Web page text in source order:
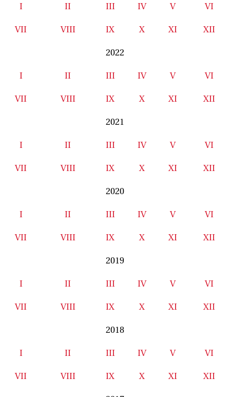
I II III IV V VI
VII VIII IX X XI XII
2022
I II III IV V VI
VII VIII IX X XI XII
2021
I II III IV V VI
VII VIII IX X XI XII
2020
I II III IV V VI
VII VIII IX X XI XII
2019
I II III IV V VI
VII VIII IX X XI XII
2018
I II III IV V VI
VII VIII IX X XI XII